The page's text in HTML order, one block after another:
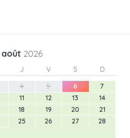
août 2026
J V S
D
4 5 6
7
11 12 13
14
18 19 20
21
25 26 27
28